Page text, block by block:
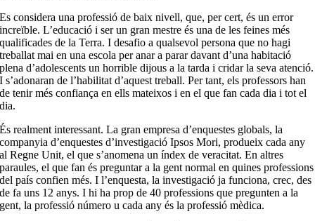
Es considera una professió de baix nivell, que, per cert, és un error
increïble. L’educació i ser un gran mestre és una de les feines més
qualificades de la Terra. I desafio a qualsevol persona que no hagi
treballat mai en una escola per anar a parar davant d’una habitació
plena d’adolescents un horrible dijous a la tarda i cridar la seva atenció.
I s’adonaran de l’habilitat d’aquest treball. Per tant, els professors han
de tenir més confiança en ells mateixos i en el que fan cada dia i tot el
dia.
És realment interessant. La gran empresa d’enquestes globals, la
companyia d’enquestes d’investigació Ipsos Mori, produeix cada any
al Regne Unit, el que s’anomena un índex de veracitat. En altres
paraules, el que fan és preguntar a la gent normal en quines professions
del país confien més. I l’enquesta, la investigació ja funciona, crec, des
de fa uns 12 anys. I hi ha prop de 40 professions que pregunten a la
gent, la professió número u cada any és la professió mèdica.